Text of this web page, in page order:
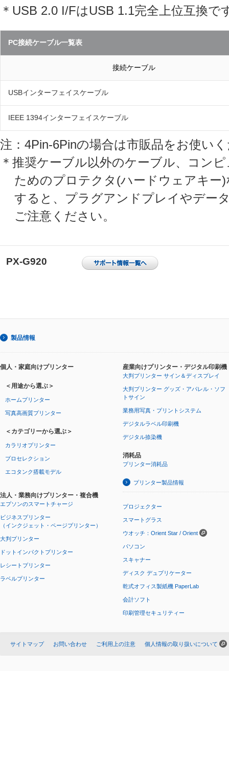
＊USB 2.0 I/FはUSB 1.1完全上位互換
PC接続ケーブル一覧表
接続ケーブル
USBインターフェイスケーブル
IEEE 1394インターフェイスケーブル
注：4Pin-6Pinの場合は市販品をお使い
＊推奨ケーブル以外のケーブル、コン
ためのプロテクタ(ハードウェアキー
すると、プラグアンドプレイやデー
ご注意ください。
PX-G920
製品情報
個人・家庭向けプリンター
＜用途から選ぶ＞
ホームプリンター
写真高画質プリンター
＜カテゴリーから選ぶ＞
カラリオプリンター
プロセレクション
エコタンク搭載モデル
法人・業務向けプリンター・複合機
エプソンのスマートチャージ
ビジネスプリンター
（インクジェット・ページプリンター）
大判プリンター
ドットインパクトプリンター
レシートプリンター
ラベルプリンター
産業向けプリンター・デジタル印刷機
大判プリンター サイン＆ディスプレイ
大判プリンター グッズ・アパレル・ソフ
トサイン
業務用写真・プリントシステム
デジタルラベル印刷機
デジタル捺染機
消耗品
プリンター消耗品
プリンター製品情報
プロジェクター
スマートグラス
ウオッチ：Orient Star / Orient
パソコン
スキャナー
ディスク デュプリケーター
乾式オフィス製紙機 PaperLab
会計ソフト
印刷管理セキュリティー
サイトマップ お問い合わせ ご利用上の注意 個人情報の取り扱いについて